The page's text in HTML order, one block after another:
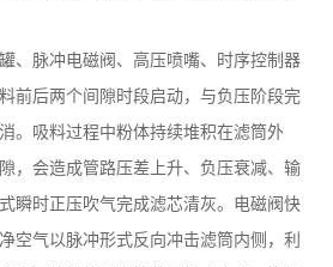
、脉冲电磁阀、高压喷嘴、时序控制器
前后两个间隙时段启动，与负压阶段完
。吸料过程中粉体持续堆积在滤筒外
，会造成管路压差上升、负压衰减、输
瞬时正压吹气完成滤芯清灰。电磁阀快
空气以脉冲形式反向冲击滤筒内侧，利